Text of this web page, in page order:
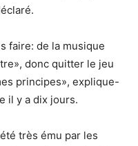
faire: de la musique
donc quitter le jeu
principes», explique-
il y a dix jours.
très ému par les